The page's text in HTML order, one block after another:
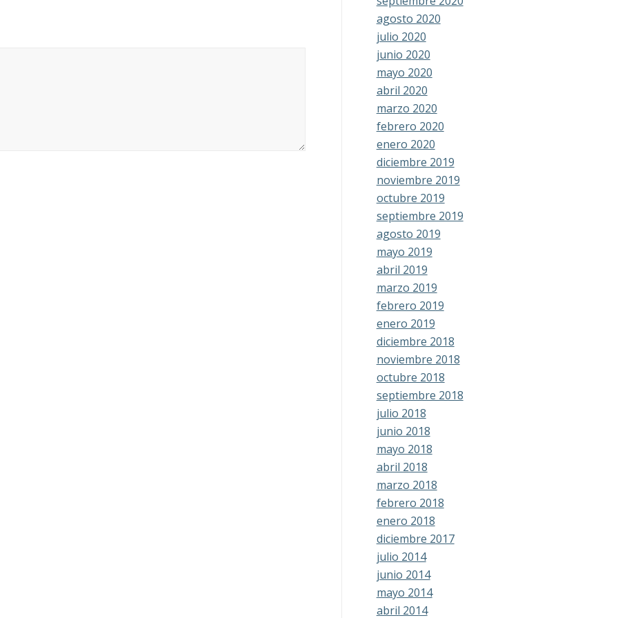
agosto 2020
julio 2020
junio 2020
mayo 2020
abril 2020
marzo 2020
febrero 2020
enero 2020
diciembre 2019
noviembre 2019
octubre 2019
septiembre 2019
agosto 2019
mayo 2019
abril 2019
marzo 2019
febrero 2019
enero 2019
diciembre 2018
noviembre 2018
octubre 2018
septiembre 2018
julio 2018
junio 2018
mayo 2018
abril 2018
marzo 2018
febrero 2018
enero 2018
diciembre 2017
julio 2014
junio 2014
mayo 2014
abril 2014